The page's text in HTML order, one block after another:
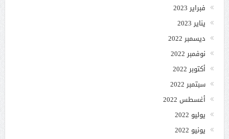
فبراير 2023
يناير 2023
ديسمبر 2022
نوفمبر 2022
أكتوبر 2022
سبتمبر 2022
أغسطس 2022
يوليو 2022
يونيو 2022